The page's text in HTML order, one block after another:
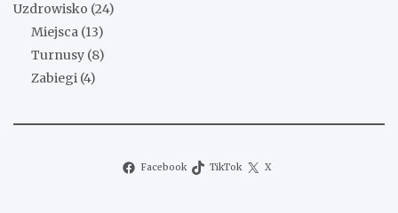
Uzdrowisko (24)
Miejsca (13)
Turnusy (8)
Zabiegi (4)
Facebook TikTok X